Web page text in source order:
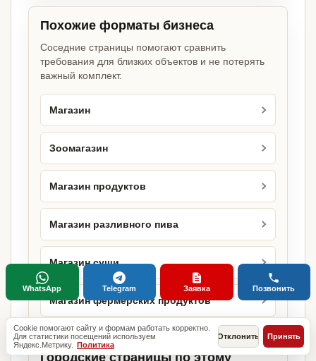
Похожие форматы бизнеса
Соседние страницы помогают сравнить
требования для близких объектов и не потерять
важный комплект.
Магазин
Зоомагазин
Магазин продуктов
Магазин разливного пива
Магазин суши
Магазин фермерских продуктов
Городские страницы по этому
Cookie помогают сайту и формам работать корректно.
Для статистики посещений используем
Яндекс.Метрику. Политика
Отклонить Принять
WhatsApp Telegram Заявка Позвонить